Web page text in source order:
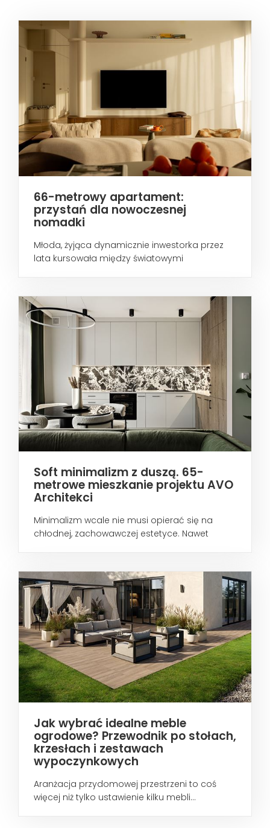
66-metrowy apartament:
przystań dla nowoczesnej
nomadki
Młoda, żyjąca dynamicznie inwestorka przez
lata kursowała między światowymi
Soft minimalizm z duszą. 65-
metrowe mieszkanie projektu AVO
Architekci
Minimalizm wcale nie musi opierać się na
chłodnej, zachowawczej estetyce. Nawet
Jak wybrać idealne meble
ogrodowe? Przewodnik po stołach,
krzesłach i zestawach
wypoczynkowych
Aranżacja przydomowej przestrzeni to coś
więcej niż tylko ustawienie kilku mebli...